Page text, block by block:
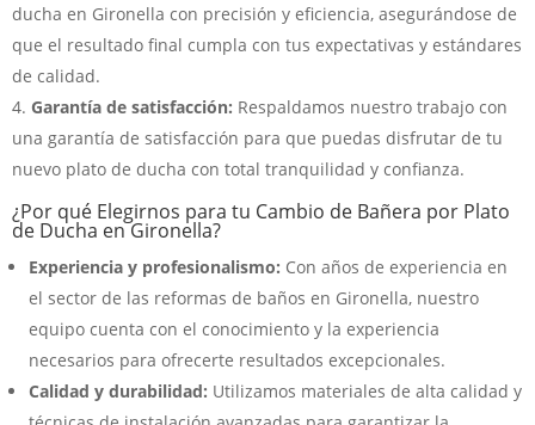
ducha en Gironella con precisión y eficiencia, asegurándose de
que el resultado final cumpla con tus expectativas y estándares
de calidad.
Garantía de satisfacción: Respaldamos nuestro trabajo con
una garantía de satisfacción para que puedas disfrutar de tu
nuevo plato de ducha con total tranquilidad y confianza.
¿Por qué Elegirnos para tu Cambio de Bañera por Plato
de Ducha en Gironella?
Experiencia y profesionalismo: Con años de experiencia en
el sector de las reformas de baños en Gironella, nuestro
equipo cuenta con el conocimiento y la experiencia
necesarios para ofrecerte resultados excepcionales.
Calidad y durabilidad: Utilizamos materiales de alta calidad y